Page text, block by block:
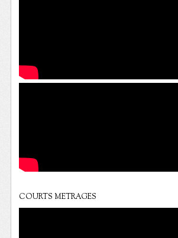
COURTS METRAGES